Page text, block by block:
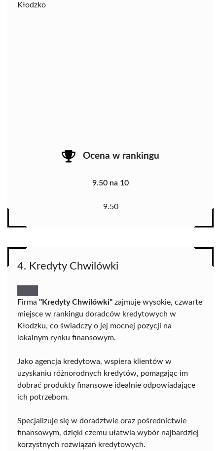
Kłodzko
Ocena w rankingu
9.50 na 10
9.50
4. Kredyty Chwilówki
Firma "Kredyty Chwilówki" zajmuje wysokie, czwarte
miejsce w rankingu doradców kredytowych w
Kłodzku, co świadczy o jej mocnej pozycji na
lokalnym rynku finansowym.
Jako agencja kredytowa, wspiera klientów w
uzyskaniu różnorodnych kredytów, pomagając im
dobrać produkty finansowe idealnie odpowiadające
ich potrzebom.
Specjalizuje się w doradztwie oraz pośrednictwie
finansowym, dzięki czemu ułatwia wybór najbardziej
korzystnych rozwiązań kredytowych.